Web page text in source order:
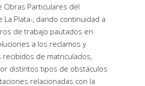
Obras Particulares del
La Plata-, dando continuidad a
de trabajo pautados en
a los reclamos y
recibidos de matriculados,
distintos tipos de obstáculos
relacionadas con la